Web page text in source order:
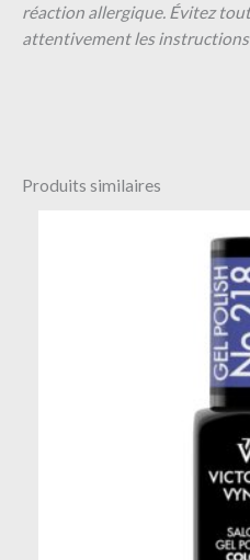
réaction allergique. Évitez
attentivement les
Produits similaires